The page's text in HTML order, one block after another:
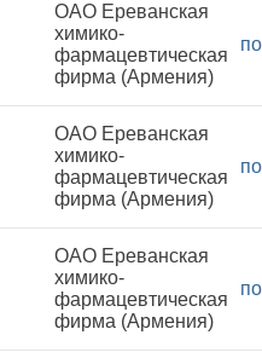
ОАО Ереванская
химико-
фармацевтическая
фирма (Армения)
ОАО Ереванская
химико-
фармацевтическая
фирма (Армения)
ОАО Ереванская
химико-
фармацевтическая
фирма (Армения)